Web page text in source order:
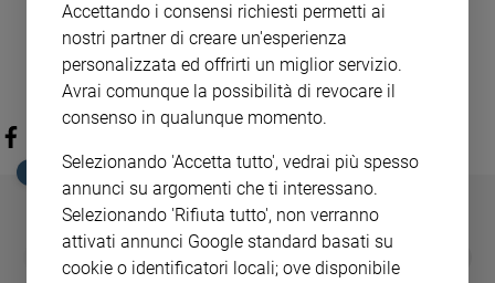
EDICOLA SAN PAOLO
GBABY
€ 34,80 € 21,90 37%
FAMIGLIA CRISTIANA
€ 104,00 € 83,00 20%
Accettando i consensi richiesti permetti ai
nostri partner di creare un'esperienza
personalizzata ed offrirti un miglior servizio.
Avrai comunque la possibilità di revocare il
consenso in qualunque momento.
Selezionando 'Accetta tutto', vedrai più spesso
annunci su argomenti che ti interessano.
Selezionando 'Rifiuta tutto', non verranno
attivati annunci Google standard basati su
cookie o identificatori locali; ove disponibile